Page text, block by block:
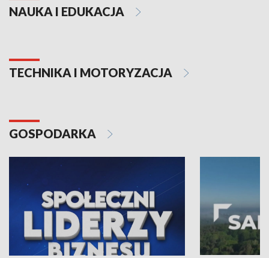
NAUKA I EDUKACJA
TECHNIKA I MOTORYZACJA
GOSPODARKA